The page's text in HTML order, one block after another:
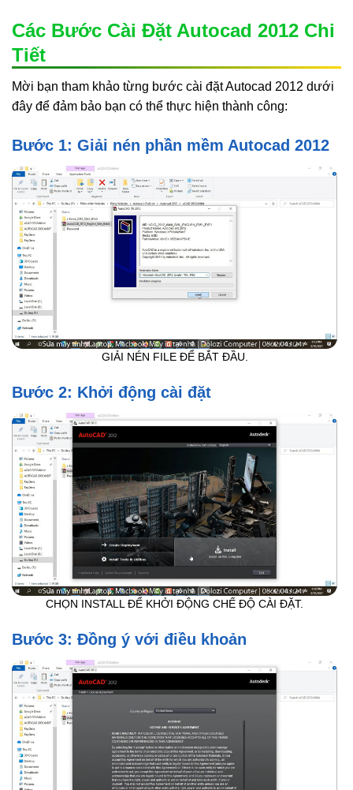
Các Bước Cài Đặt Autocad 2012 Chi
Tiết
Mời bạn tham khảo từng bước cài đặt Autocad 2012 dưới
đây để đảm bảo bạn có thể thực hiện thành công:
Bước 1: Giải nén phần mềm Autocad 2012
GIẢI NÉN FILE ĐỂ BẮT ĐẦU.
Bước 2: Khởi động cài đặt
CHỌN INSTALL ĐỂ KHỞI ĐỘNG CHẾ ĐỘ CÀI ĐẶT.
Bước 3: Đồng ý với điều khoản